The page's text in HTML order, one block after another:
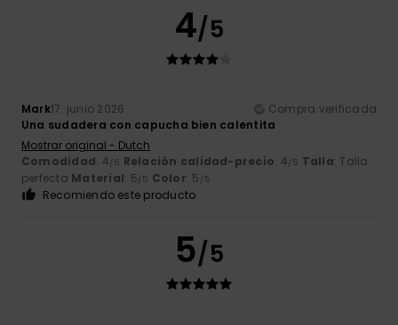
4/5
Mark17. junio 2026
Compra verificada
Una sudadera con capucha bien calentita
Mostrar original - Dutch
Comodidad: 4/5 Relación calidad-precio: 4/5 Talla: Talla
perfecta Material: 5/5 Color: 5 /5
Recomiendo este producto
5/5